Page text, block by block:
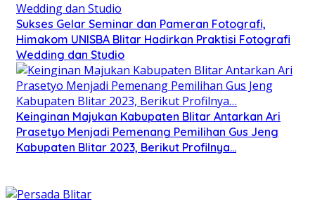
Sukses Gelar Seminar dan Pameran Fotografi,
Himakom UNISBA Blitar Hadirkan Praktisi Fotografi
Wedding dan Studio
Keinginan Majukan Kabupaten Blitar Antarkan Ari
Prasetyo Menjadi Pemenang Pemilihan Gus Jeng
Kabupaten Blitar 2023, Berikut Profilnya…